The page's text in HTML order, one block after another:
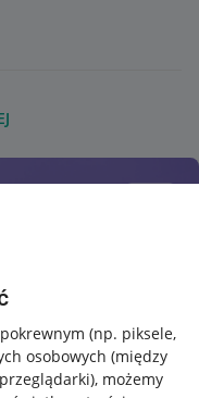
(np. piksele,
osobowych (między
, możemy